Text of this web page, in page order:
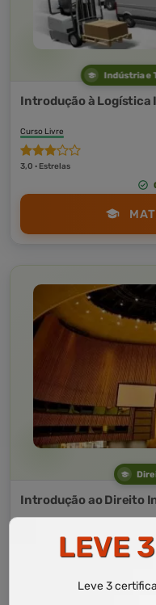
Indústria e
Introdução à
Curso Livre
3,0 · Estrelas
Introdução ao Direito
LEVE
Leve 3